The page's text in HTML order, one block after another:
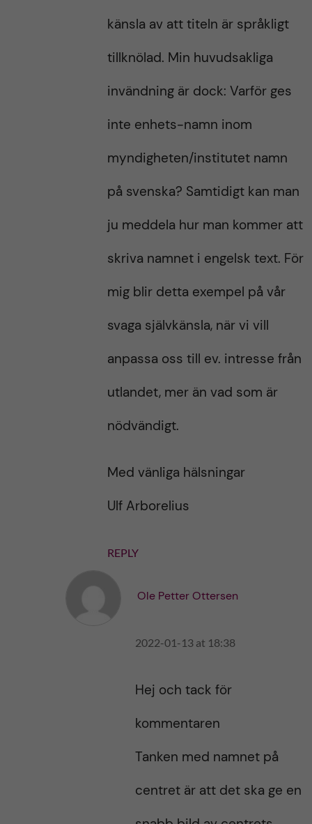
känsla av att titeln är språkligt
tillknölad. Min huvudsakliga
invändning är dock: Varför ges
inte enhets-namn inom
myndigheten/institutet namn
på svenska? Samtidigt kan man
ju meddela hur man kommer att
skriva namnet i engelsk text. För
mig blir detta exempel på vår
svaga självkänsla, när vi vill
anpassa oss till ev. intresse från
utlandet, mer än vad som är
nödvändigt.
Med vänliga hälsningar
Ulf Arborelius
REPLY
Ole Petter Ottersen
2022-01-13 at 18:38
Hej och tack för
kommentaren
Tanken med namnet på
centret är att det ska ge en